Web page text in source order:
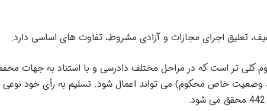
تعلیق اجرای مجازات و آزادی مشروط، تفاوت های اساسی دارد:
کلی تر است که در مراحل مختلف دادرسی و با استناد به جهات
وضعیت خاص محکوم) می تواند اعمال شود. تسلیم به رأی خود نوعی